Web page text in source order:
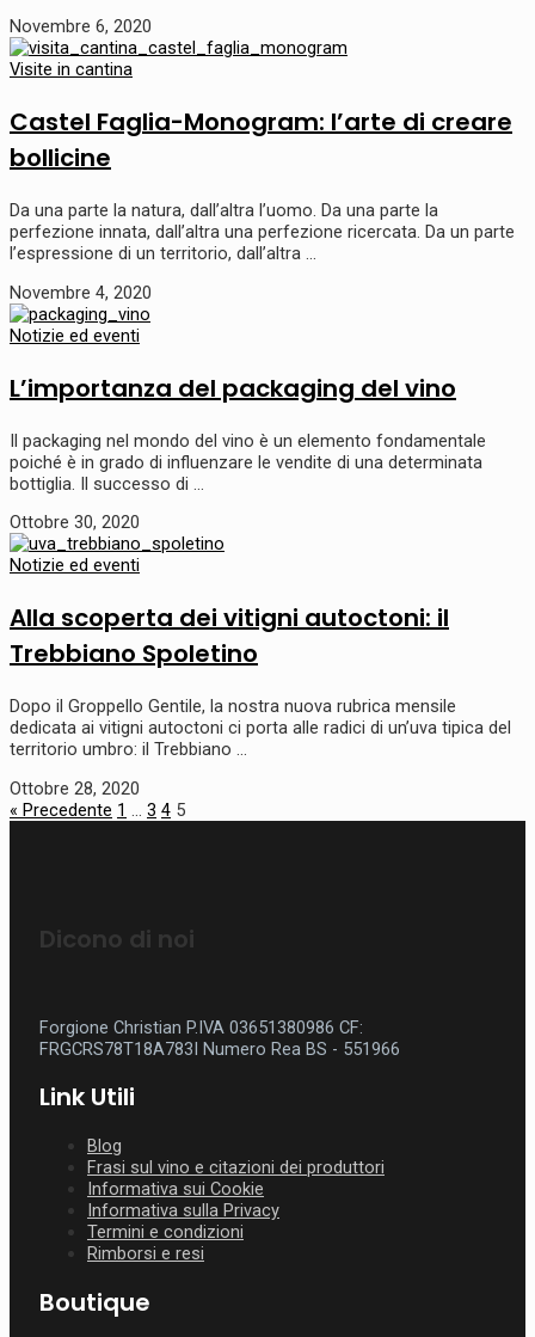
Novembre 6, 2020
Visite in cantina
Castel Faglia-Monogram: l’arte di creare
bollicine
Da una parte la natura, dall’altra l’uomo. Da una parte la
perfezione innata, dall’altra una perfezione ricercata. Da un parte
l’espressione di un territorio, dall’altra …
Novembre 4, 2020
Notizie ed eventi
L’importanza del packaging del vino
Il packaging nel mondo del vino è un elemento fondamentale
poiché è in grado di influenzare le vendite di una determinata
bottiglia. Il successo di …
Ottobre 30, 2020
Notizie ed eventi
Alla scoperta dei vitigni autoctoni: il
Trebbiano Spoletino
Dopo il Groppello Gentile, la nostra nuova rubrica mensile
dedicata ai vitigni autoctoni ci porta alle radici di un’uva tipica del
territorio umbro: il Trebbiano …
Ottobre 28, 2020
« Precedente 1 … 3 4 5
Dicono di noi
Forgione Christian P.IVA 03651380986 CF:
FRGCRS78T18A783I Numero Rea BS - 551966
Link Utili
Blog
Frasi sul vino e citazioni dei produttori
Informativa sui Cookie
Informativa sulla Privacy
Termini e condizioni
Rimborsi e resi
Boutique